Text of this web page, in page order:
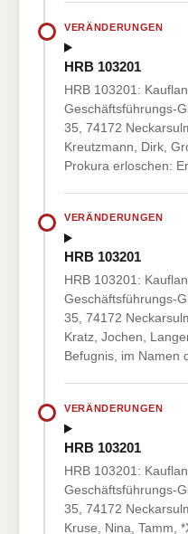
VERÄNDERUNGEN
HRB 103201
HRB 103201:
Geschäftsführungs-
35, 74172
Kreutzmann, Dirk,
Prokura erloschen:
VERÄNDERUNGEN
HRB 103201
HRB 103201:
Geschäftsführungs-
35, 74172
Kratz, Jochen,
Befugnis, im Namen
VERÄNDERUNGEN
HRB 103201
HRB 103201:
Geschäftsführungs-
35, 74172
Kruse, Nina, Tamm,